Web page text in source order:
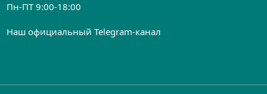
Пн-ПТ 9:00-18:00
Наш официальный Telegram-канал